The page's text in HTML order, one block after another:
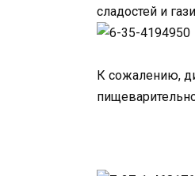
сладостей и
К сожалению,